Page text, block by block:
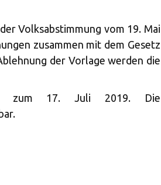
Volksabstimmung vom 19. Mai
zusammen mit dem Gesetz
der Vorlage werden die
zum 17. Juli 2019. Die